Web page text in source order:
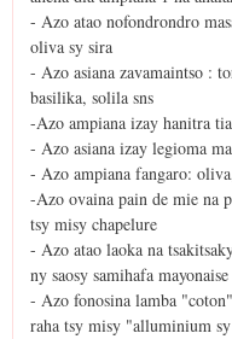
- Azo atao nofondrondro
oliva sy sira
- Azo asiana zavamaintso :
basilika, solila sns
-Azo ampiana izay hanitra
- Azo asiana izay legioma
- Azo ampiana fangaro:
-Azo ovaina pain de mie na
tsy misy chapelure
- Azo atao laoka na
ny saosy samihafa
- Azo fonosina lamba
raha tsy misy "alluminium